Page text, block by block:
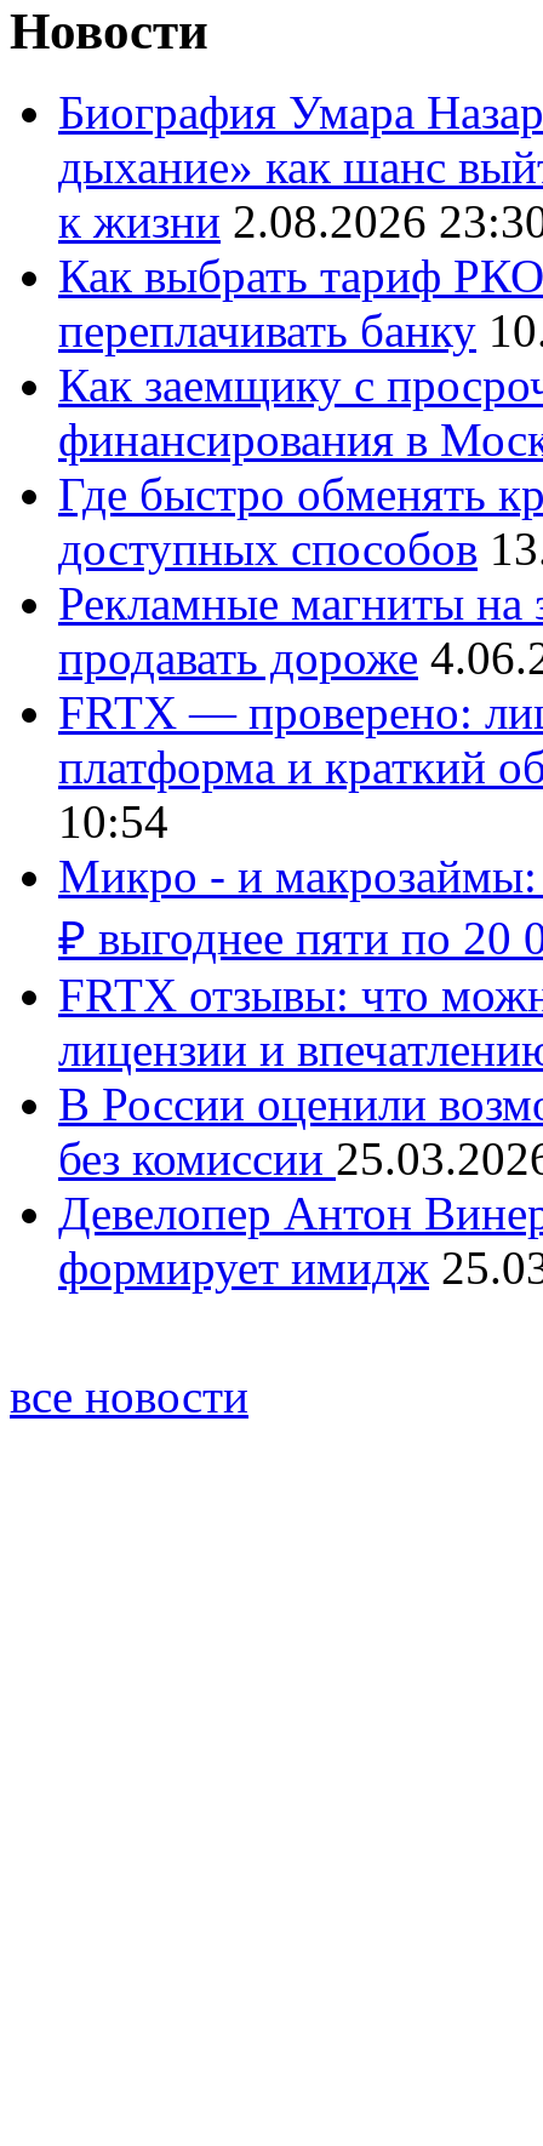
Новости
Биография Умара
дыхание» как шанс
к жизни 2.08.2026
Как выбрать тариф
переплачивать банку
Как заемщику с
финансирования в
Где быстро обменять
доступных способов
Рекламные магниты на
продавать дороже
FRTX — проверено:
платформа и краткий
10:54
Микро - и макрозаймы:
₽ выгоднее пяти по 20
FRTX отзывы: что
лицензии и
В России оценили
без комиссии
Девелопер Антон
формирует имидж
все новости